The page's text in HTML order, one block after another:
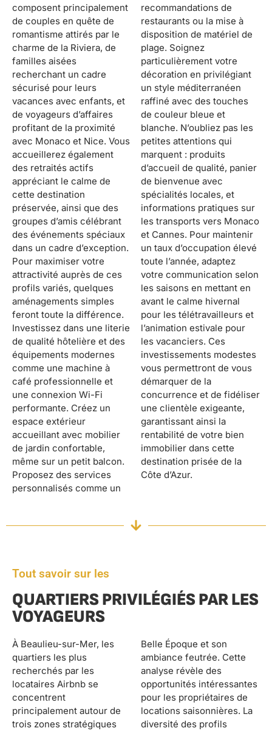
composent principalement
de couples en quête de
romantisme attirés par le
charme de la Riviera, de
familles aisées
recherchant un cadre
sécurisé pour leurs
vacances avec enfants, et
de voyageurs d’affaires
profitant de la proximité
avec Monaco et Nice. Vous
accueillerez également
des retraités actifs
appréciant le calme de
cette destination
préservée, ainsi que des
groupes d’amis célébrant
des événements spéciaux
dans un cadre d’exception.
Pour maximiser votre
attractivité auprès de ces
profils variés, quelques
aménagements simples
feront toute la différence.
Investissez dans une literie
de qualité hôtelière et des
équipements modernes
comme une machine à
café professionnelle et
une connexion Wi-Fi
performante. Créez un
espace extérieur
accueillant avec mobilier
de jardin confortable,
même sur un petit balcon.
Proposez des services
personnalisés comme un
recommandations de
restaurants ou la mise à
disposition de matériel de
plage. Soignez
particulièrement votre
décoration en privilégiant
un style méditerranéen
raffiné avec des touches
de couleur bleue et
blanche. N’oubliez pas les
petites attentions qui
marquent : produits
d’accueil de qualité, panier
de bienvenue avec
spécialités locales, et
informations pratiques sur
les transports vers Monaco
et Cannes. Pour maintenir
un taux d’occupation élevé
toute l’année, adaptez
votre communication selon
les saisons en mettant en
avant le calme hivernal
pour les télétravailleurs et
l’animation estivale pour
les vacanciers. Ces
investissements modestes
vous permettront de vous
démarquer de la
concurrence et de fidéliser
une clientèle exigeante,
garantissant ainsi la
rentabilité de votre bien
immobilier dans cette
destination prisée de la
Côte d’Azur.
Tout savoir sur les
QUARTIERS PRIVILÉGIÉS PAR LES
VOYAGEURS
À Beaulieu-sur-Mer, les
quartiers les plus
recherchés par les
locataires Airbnb se
concentrent
principalement autour de
trois zones stratégiques
Belle Époque et son
ambiance feutrée. Cette
analyse révèle des
opportunités intéressantes
pour les propriétaires de
locations saisonnières. La
diversité des profils